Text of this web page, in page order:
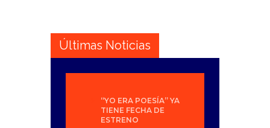
Últimas Noticias
“YO ERA POESÍA” YA
TIENE FECHA DE
ESTRENO